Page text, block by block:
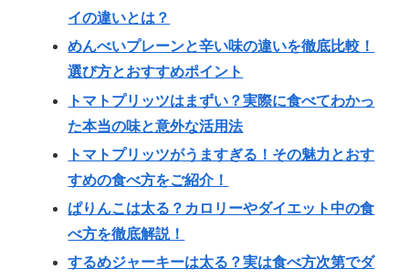
イの違いとは？
めんべいプレーンと辛い味の違いを徹底比較！
選び方とおすすめポイント
トマトプリッツはまずい？実際に食べてわかっ
た本当の味と意外な活用法
トマトプリッツがうますぎる！その魅力とおす
すめの食べ方をご紹介！
ぱりんこは太る？カロリーやダイエット中の食
べ方を徹底解説！
するめジャーキーは太る？実は食べ方次第でダ